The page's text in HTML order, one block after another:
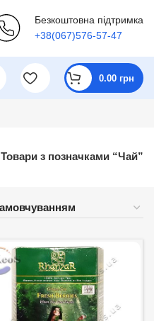
Безкоштовна підтримка
+38(067)576-57-47
0.00 грн
Товари з позначками “Чай”